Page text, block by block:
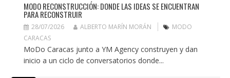
MODO RECONSTRUCCIÓN: DONDE LAS IDEAS SE ENCUENTRAN
PARA RECONSTRUIR
28/07/2026 ALBERTO MARÍN MORÁN
MODO
CARACAS
MoDo Caracas junto a YM Agency construyen y dan
inicio a un ciclo de conversatorios donde...